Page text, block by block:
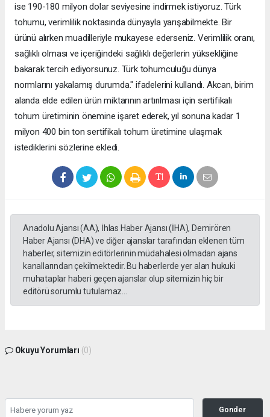
ise 190-180 milyon dolar seviyesine indirmek istiyoruz. Türk
tohumu, verimlilik noktasında dünyayla yarışabilmekte. Bir
ürünü alırken muadilleriyle mukayese ederseniz. Verimlilik oranı,
sağlıklı olması ve içeriğindeki sağlıklı değerlerin yüksekliğine
bakarak tercih ediyorsunuz. Türk tohumculuğu dünya
normlarını yakalamış durumda." ifadelerini kullandı. Akcan, birim
alanda elde edilen ürün miktarının artırılması için sertifikalı
tohum üretiminin önemine işaret ederek, yıl sonuna kadar 1
milyon 400 bin ton sertifikalı tohum üretimine ulaşmak
istediklerini sözlerine ekledi.
Anadolu Ajansı (AA), İhlas Haber Ajansı (İHA), Demirören
Haber Ajansı (DHA) ve diğer ajanslar tarafından eklenen tüm
haberler, sitemizin editörlerinin müdahalesi olmadan ajans
kanallarından çekilmektedir. Bu haberlerde yer alan hukuki
muhataplar haberi geçen ajanslar olup sitemizin hiç bir
editörü sorumlu tutulamaz...
Okuyu Yorumları (0)
Gonder